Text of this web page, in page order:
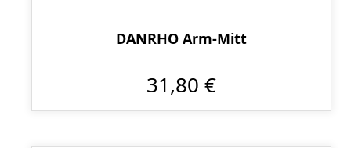
DANRHO Arm-Mitt
31,80 €